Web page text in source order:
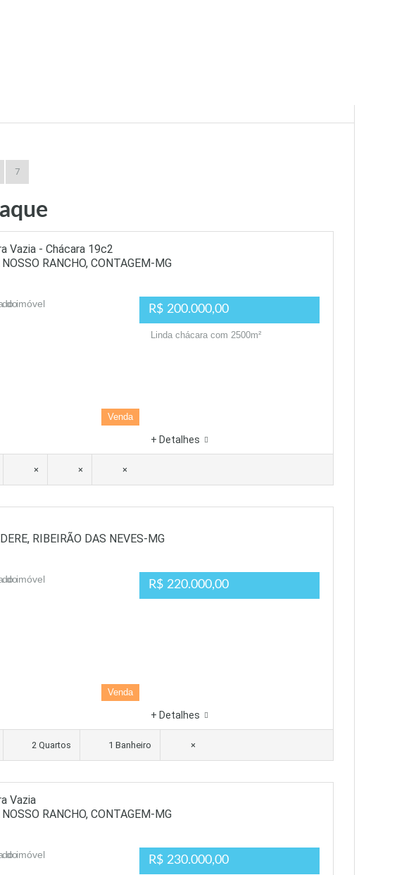
7
Vazia - Chácara 19c2
NOSSO RANCHO, CONTAGEM-MG
Venda
R$ 200.000,00
Linda chácara com 2500m²
+ Detalhes
× × ×
RIBEIRÃO DAS NEVES-MG
Venda
R$ 220.000,00
+ Detalhes
2 Quartos 1 Banheiro ×
Vazia
NOSSO RANCHO, CONTAGEM-MG
R$ 230.000,00